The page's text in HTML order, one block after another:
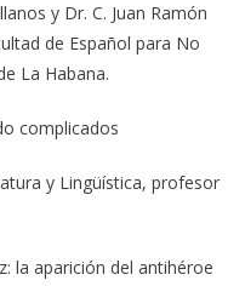
y Dr. C. Juan Ramón
de Español para No
La Habana.
complicados
y Lingüística, profesor
la aparición del antihéroe